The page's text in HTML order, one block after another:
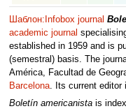
Шаблон:Infobox journal
academic journal
established in 1959 and is
(semestral) basis. The
América, Facultad de
Barcelona. Its current editor
Boletín americanistais